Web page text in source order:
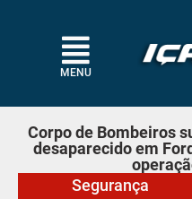
MENU
Corpo de Bombeiros
desaparecido em
Segurança